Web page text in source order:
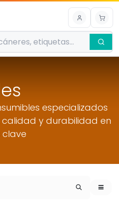
especializados
calidad y durabilidad en
clave